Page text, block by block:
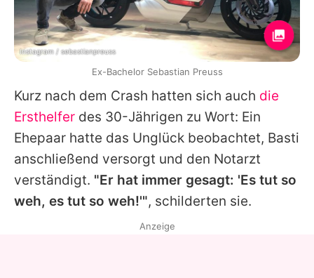
Kurz nach dem Crash hatten sich auch die
Ersthelfer des 30-Jährigen zu Wort: Ein
Ehepaar hatte das Unglück beobachtet, Basti
anschließend versorgt und den Notarzt
verständigt. "Er hat immer gesagt: 'Es tut so
weh, es tut so weh!'", schilderten sie.
Instagram / sebastianpreuss
Ex-Bachelor Sebastian Preuss
Anzeige